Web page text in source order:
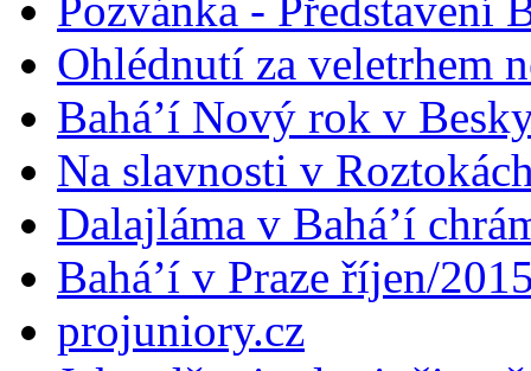
Ohlédnutí za veletrhem
Bahá’í Nový rok v
Na slavnosti v
Dalajláma v Bahá’í
Bahá’í v Praze říjen/
projuniory.cz